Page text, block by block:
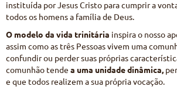
instituída por Jesus Cristo para cumprir a
todos os homens a família de Deus.
O modelo da vida trinitária inspira o nosso
assim como as três Pessoas vivem uma
confundir ou perder suas próprias
comunhão tende a uma unidade dinâmica,
e que todos realizem a sua própria vocação.